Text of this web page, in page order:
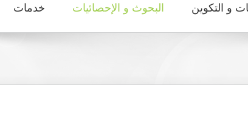
و التكوين البحوث و الإحصائيات خدمات